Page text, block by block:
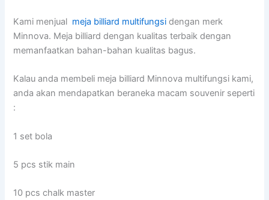
Kami menjual meja billiard multifungsi dengan merk
Minnova. Meja billiard dengan kualitas terbaik dengan
memanfaatkan bahan-bahan kualitas bagus.
Kalau anda membeli meja billiard Minnova multifungsi kami,
anda akan mendapatkan beraneka macam souvenir seperti
:
1 set bola
5 pcs stik main
10 pcs chalk master